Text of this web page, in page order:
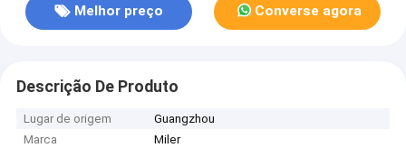
Melhor preço Converse agora
Descrição De Produto
Lugar de origem
Guangzhou
Marca
Miler